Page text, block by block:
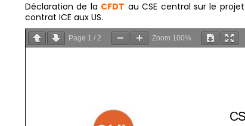
Déclaration de la CFDT au CSE central sur le
contrat ICE aux US.
Page 1 / 2 Zoom 100%